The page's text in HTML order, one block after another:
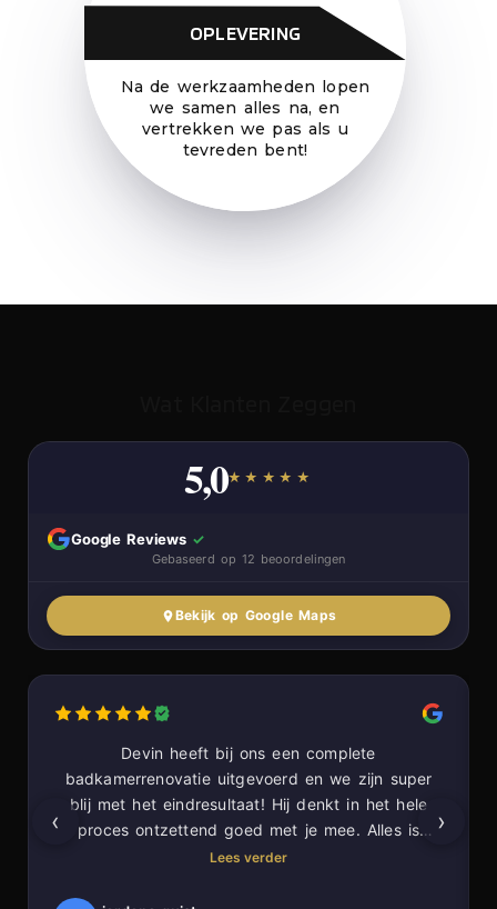
OPLEVERING
Na de werkzaamheden lopen
we samen alles na, en
vertrekken we pas als u
tevreden bent!
5,0★★★★★
Google Reviews ✓
Gebaseerd op 12 beoordelingen
Bekijk op Google Maps
Devin heeft bij ons een complete
badkamerrenovatie uitgevoerd en we zijn super
blij met het eindresultaat! Hij denkt in het hele
proces ontzettend goed met je mee. Alles is
prachtig in verstek gezaagd voor een super
Lees verder
‹ ›